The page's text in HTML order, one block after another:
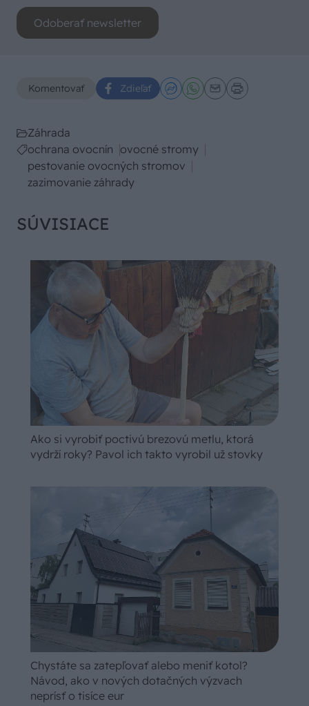
Odoberať newsletter
Komentovať Zdieľať
Záhrada
ochrana ovocnín ovocné stromy
pestovanie ovocných stromov
zazimovanie záhrady
SÚVISIACE
Ako si vyrobiť poctivú brezovú metlu, ktorá
vydrží roky? Pavol ich takto vyrobil už stovky
Chystáte sa zatepľovať alebo meniť kotol?
Návod, ako v nových dotačných výzvach
neprísť o tisíce eur